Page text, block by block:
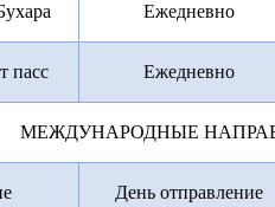
Ежедневно
пасс Ежедневно
МЕЖДУНАРОДНЫЕ
День отправление